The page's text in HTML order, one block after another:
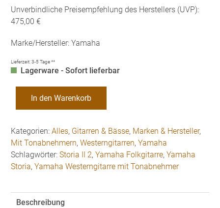
Unverbindliche Preisempfehlung des Herstellers (UVP):
475,00 €
Marke/Hersteller: Yamaha
Lieferzeit:3-5 Tage **
Lagerware - Sofort lieferbar
Westerngitarre
mit
Tonabnehmer
Menge
In den Warenkorb
Kategorien:Alles, Gitarren & Bässe, Marken & Hersteller,
Mit Tonabnehmern,Westerngitarren,Yamaha
Schlagwörter:Storia II 2,Yamaha Folkgitarre,Yamaha
Storia,Yamaha Westerngitarre mit Tonabnehmer
Beschreibung